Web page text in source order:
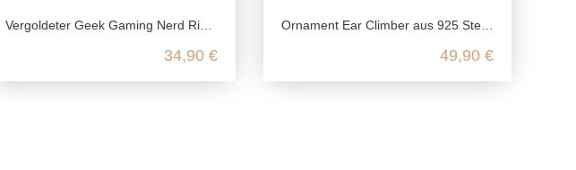
Vergoldeter Geek Gaming Nerd Ring aus recyceltem 925 Sterling Silber
34,90 €
Ornament Ear Climber aus 925 Sterling Silber
49,90 €